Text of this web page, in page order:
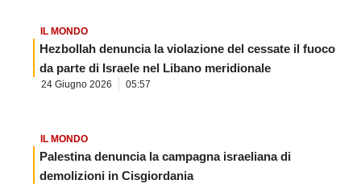
IL MONDO
Hezbollah denuncia la violazione del cessate il fuoco
da parte di Israele nel Libano meridionale
24 Giugno 2026 05:57
IL MONDO
Palestina denuncia la campagna israeliana di
demolizioni in Cisgiordania